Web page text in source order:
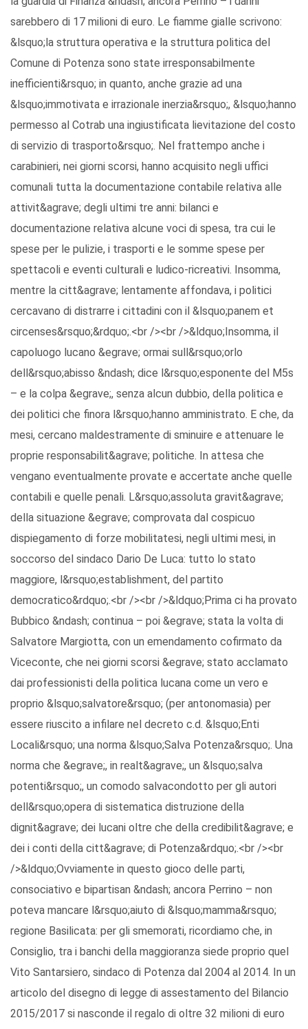
sarebbero di 17 milioni di euro. Le fiamme gialle scrivono:
&lsquo;la struttura operativa e la struttura politica del
Comune di Potenza sono state irresponsabilmente
inefficienti&rsquo; in quanto, anche grazie ad una
&lsquo;immotivata e irrazionale inerzia&rsquo;, &lsquo;hanno
permesso al Cotrab una ingiustificata lievitazione del costo
di servizio di trasporto&rsquo;. Nel frattempo anche i
carabinieri, nei giorni scorsi, hanno acquisito negli uffici
comunali tutta la documentazione contabile relativa alle
attivit&agrave; degli ultimi tre anni: bilanci e
documentazione relativa alcune voci di spesa, tra cui le
spese per le pulizie, i trasporti e le somme spese per
spettacoli e eventi culturali e ludico-ricreativi. Insomma,
mentre la citt&agrave; lentamente affondava, i politici
cercavano di distrarre i cittadini con il &lsquo;panem et
circenses&rsquo;&rdquo;.<br /><br />&ldquo;Insomma, il
capoluogo lucano &egrave; ormai sull&rsquo;orlo
dell&rsquo;abisso &ndash; dice l&rsquo;esponente del M5s
– e la colpa &egrave;, senza alcun dubbio, della politica e
dei politici che finora l&rsquo;hanno amministrato. E che, da
mesi, cercano maldestramente di sminuire e attenuare le
proprie responsabilit&agrave; politiche. In attesa che
vengano eventualmente provate e accertate anche quelle
contabili e quelle penali. L&rsquo;assoluta gravit&agrave;
della situazione &egrave; comprovata dal cospicuo
dispiegamento di forze mobilitatesi, negli ultimi mesi, in
soccorso del sindaco Dario De Luca: tutto lo stato
maggiore, l&rsquo;establishment, del partito
democratico&rdquo;.<br /><br />&ldquo;Prima ci ha provato
Bubbico &ndash; continua – poi &egrave; stata la volta di
Salvatore Margiotta, con un emendamento cofirmato da
Viceconte, che nei giorni scorsi &egrave; stato acclamato
dai professionisti della politica lucana come un vero e
proprio &lsquo;salvatore&rsquo; (per antonomasia) per
essere riuscito a infilare nel decreto c.d. &lsquo;Enti
Locali&rsquo; una norma &lsquo;Salva Potenza&rsquo;. Una
norma che &egrave;, in realt&agrave;, un &lsquo;salva
potenti&rsquo;, un comodo salvacondotto per gli autori
dell&rsquo;opera di sistematica distruzione della
dignit&agrave; dei lucani oltre che della credibilit&agrave; e
dei i conti della citt&agrave; di Potenza&rdquo;.<br /><br
/>&ldquo;Ovviamente in questo gioco delle parti,
consociativo e bipartisan &ndash; ancora Perrino – non
poteva mancare l&rsquo;aiuto di &lsquo;mamma&rsquo;
regione Basilicata: per gli smemorati, ricordiamo che, in
Consiglio, tra i banchi della maggioranza siede proprio quel
Vito Santarsiero, sindaco di Potenza dal 2004 al 2014. In un
articolo del disegno di legge di assestamento del Bilancio
2015/2017 si nasconde il regalo di oltre 32 milioni di euro